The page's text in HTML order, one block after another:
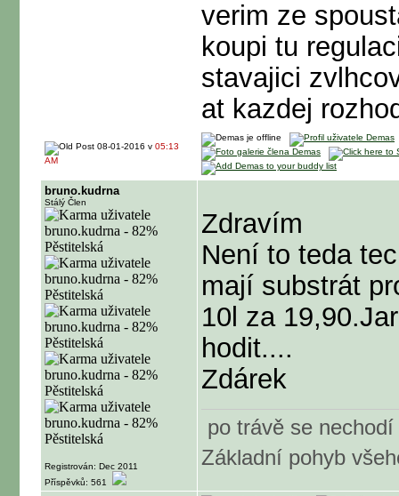
verim ze
koupi tu
stavajici
at kazdej
08-01-2016 v 05:13
AM
bruno.kudrna
Stálý Člen
Registrován: Dec 2011
Příspěvků: 561
Zdravím
Není to teda
mají substrát
10l za
hodit....
Zdárek
po trávě se nechodí
Základní pohyb